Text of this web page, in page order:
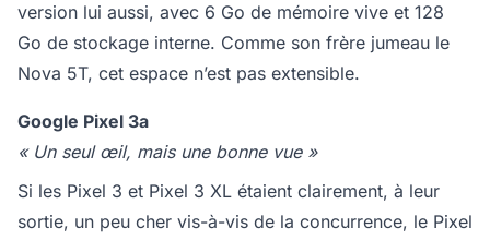
version lui aussi, avec 6 Go de mémoire vive et 128
Go de stockage interne. Comme son frère jumeau le
Nova 5T, cet espace n’est pas extensible.
Google Pixel 3a
« Un seul œil, mais une bonne vue »
Si les Pixel 3 et Pixel 3 XL étaient clairement, à leur
sortie, un peu cher vis-à-vis de la concurrence, le Pixel